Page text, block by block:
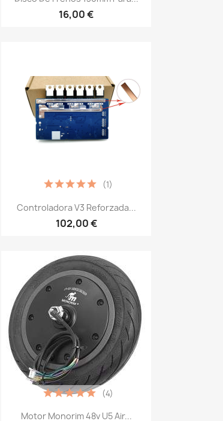
16,00 €
Vista rápida
Controladora V3 Reforzada...
102,00 €
(1)
Vista rápida
Motor Monorim 48v U5 Air...
(4)